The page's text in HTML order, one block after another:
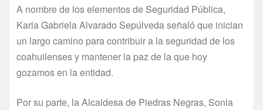
A nombre de los elementos de Seguridad Pública,
Karla Gabriela Alvarado Sepúlveda señaló que inician
un largo camino para contribuir a la seguridad de los
coahuilenses y mantener la paz de la que hoy
gozamos en la entidad.
Por su parte, la Alcaldesa de Piedras Negras, Sonia